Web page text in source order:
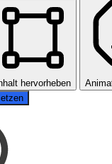
hervorheben